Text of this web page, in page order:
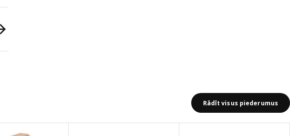
Rādīt visus piederumus